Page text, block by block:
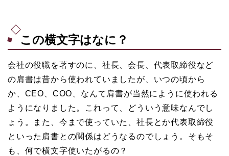
この横文字はなに？
会社の役職を著すのに、社長、会長、代表取締役など
の肩書は昔から使われていましたが、いつの頃から
か、CEO、COO、なんて肩書が当然にように使われる
ようになりました。これって、どういう意味なんでし
ょう。また、今まで使っていた、社長とか代表取締役
といった肩書との関係はどうなるのでしょう。そもそ
も、何で横文字使いたがるの？